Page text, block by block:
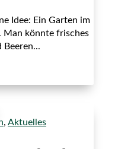
Idee: Ein Garten im
Man könnte frisches
Beeren...
, Aktuelles